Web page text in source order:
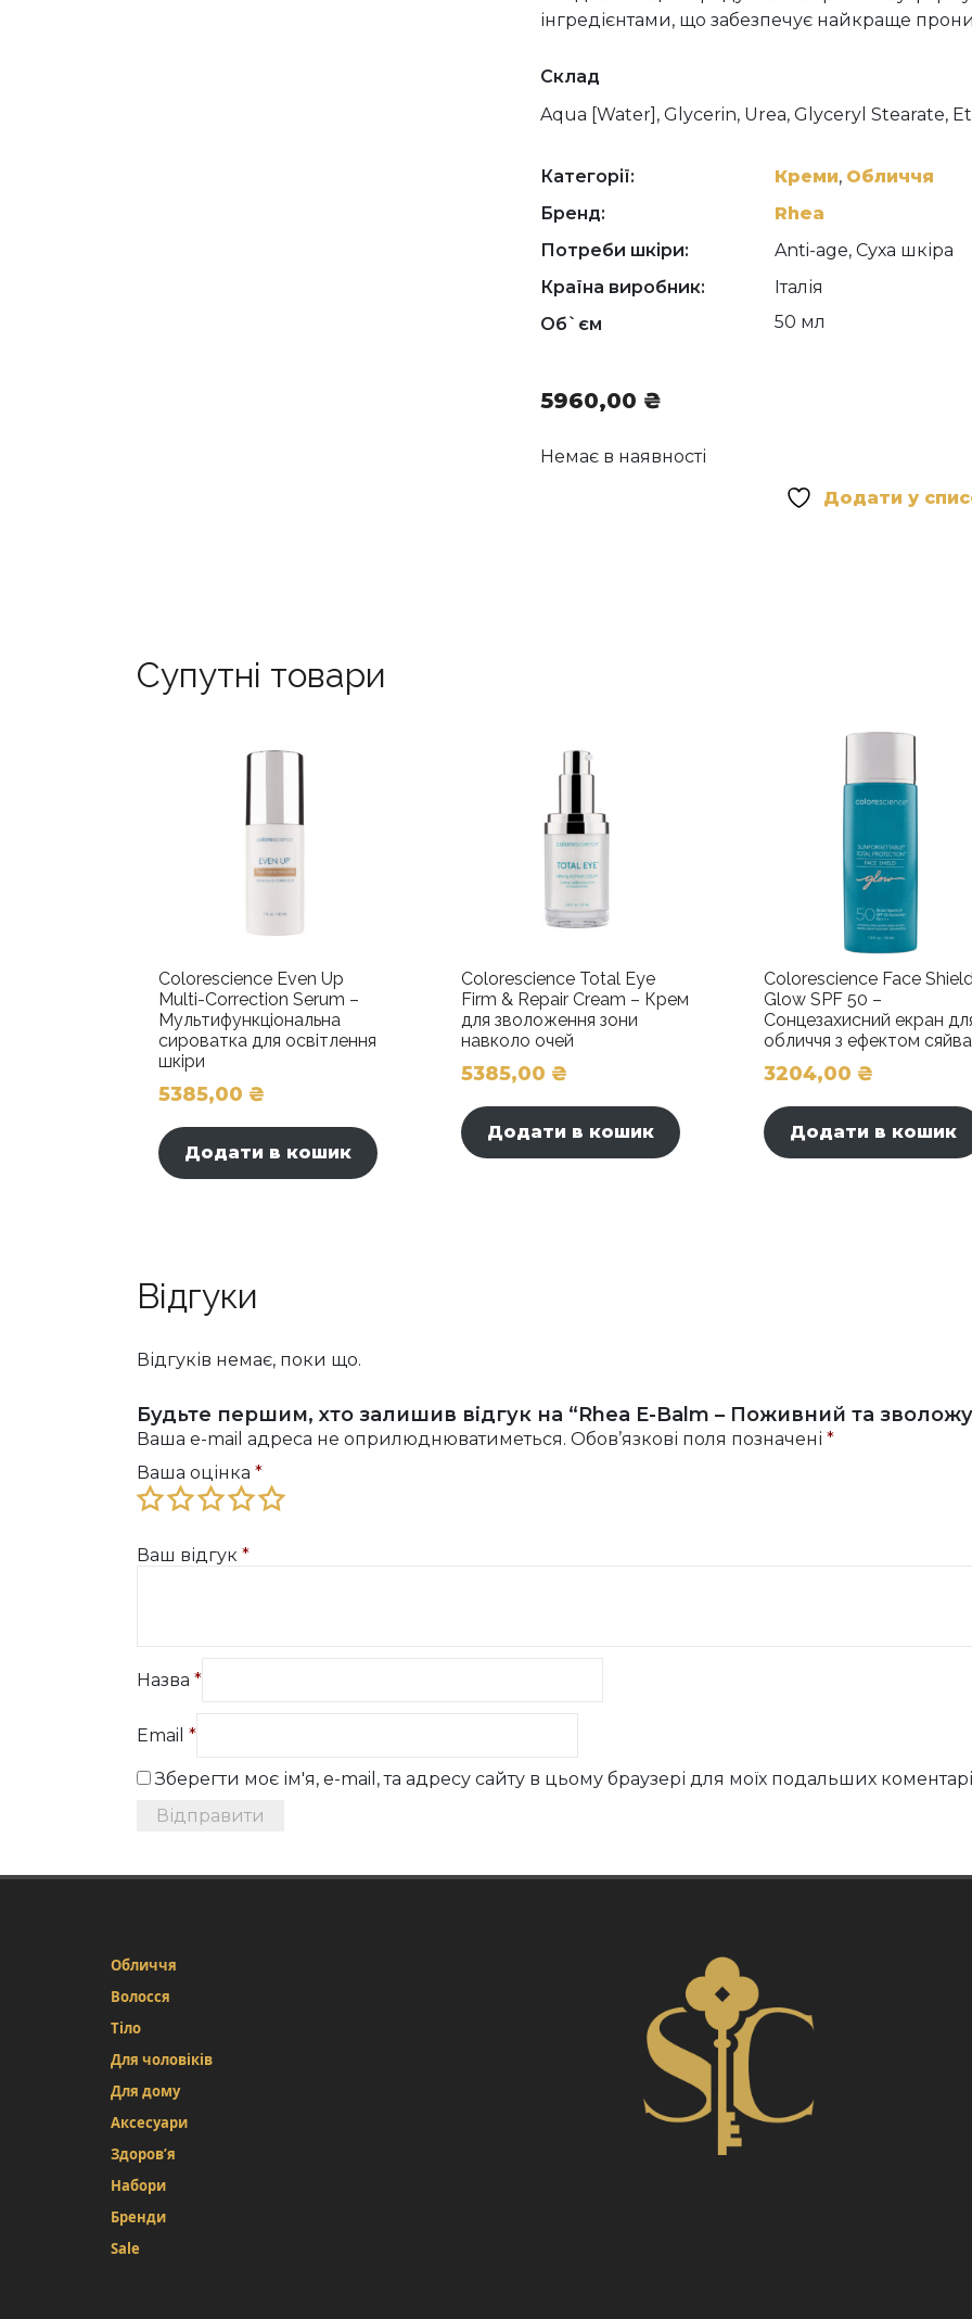
інгредієнтами, що забезпечує найкраще
Склад
Aqua [Water], Glycerin, Urea, Glyceryl Stearate,
Polyacrylate Crosspolymer-11, Dimethicone,
Glutamine, Glutamic Acid, Capsicum Annuum
Valine, Threonine, Dipeptide Diaminobutyroyl
Ferment Filtrate Extract, Sh- Oligopeptide-1, Sh-
Polypeptide-1, Sh-Polypeptide-9, Sh-
Glycol, Parfum [Fragrance], Pentylene Glycol,
Hexanediol, Helianthus Annuus (Sunflower)
Категорії: Креми, Обличчя
Бренд:
Rhea
Потреби шкіри:
Anti-age, Суха шкіра
Країна виробник:
Італія
Об`єм
50 мл
5960,00 ₴
Немає в наявності
Додати у
Супутні товари
Colorescience Even Up
Multi-Correction Serum –
Мультифункціональна
сироватка для освітлення
шкіри
5385,00 ₴
Додати в кошик
Colorescience Total Eye
Firm & Repair Cream – Крем
для зволоження зони
навколо очей
5385,00 ₴
Додати в кошик
Colorescience Face
Glow SPF 50 –
Сонцезахисний екран
обличчя з ефектом сяйва
3204,00 ₴
Додати в кошик
Відгуки
Відгуків немає, поки що.
Будьте першим, хто залишив відгук на “Rhea E-Balm – Поживний та
Ваша e-mail адреса не оприлюднюватиметься. Обов’язкові поля позначені *
Ваша оцінка *
Ваш відгук *
Назва *
Email *
Зберегти моє ім'я, e-mail, та адресу сайту в цьому браузері для моїх подальших
Обличчя
Волосся
Тіло
Для чоловіків
Для дому
Аксесуари
Здоров’я
Набори
Бренди
Sale